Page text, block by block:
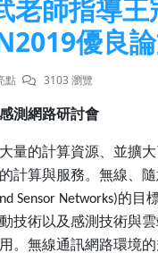
老師指導王
優良
點 3103 瀏覽
測網路研討會
量的計算資源、並擴
計算與服務。無線、
Sensor Networks)的目
技術以及感測技術與
。無線通訊網路環境